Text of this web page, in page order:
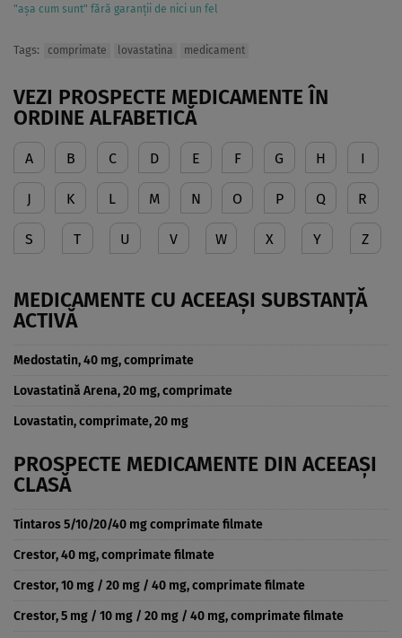
"așa cum sunt" fără garanții de nici un fel
Tags: comprimate lovastatina medicament
VEZI PROSPECTE MEDICAMENTE ÎN
ORDINE ALFABETICĂ
A B C D E F G H I
J K L M N O P Q R
S T U V W X Y Z
MEDICAMENTE CU ACEEAȘI SUBSTANȚĂ
ACTIVĂ
Medostatin, 40 mg, comprimate
Lovastatină Arena, 20 mg, comprimate
Lovastatin, comprimate, 20 mg
PROSPECTE MEDICAMENTE DIN ACEEAȘI
CLASĂ
Tintaros 5/10/20/40 mg comprimate filmate
Crestor, 40 mg, comprimate filmate
Crestor, 10 mg / 20 mg / 40 mg, comprimate filmate
Crestor, 5 mg / 10 mg / 20 mg / 40 mg, comprimate filmate